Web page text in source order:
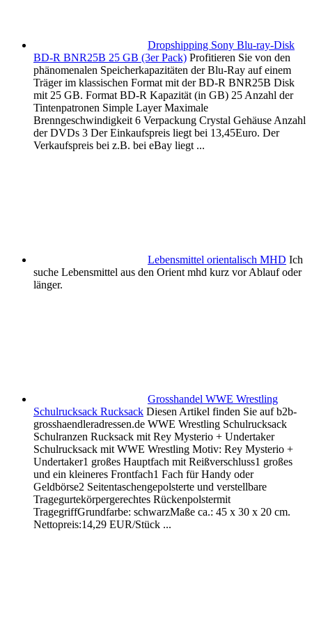
Dropshipping Sony Blu-ray-Disk
BD-R BNR25B 25 GB (3er Pack) Profitieren Sie von den
phänomenalen Speicherkapazitäten der Blu-Ray auf einem
Träger im klassischen Format mit der BD-R BNR25B Disk
mit 25 GB. Format BD-R Kapazität (in GB) 25 Anzahl der
Tintenpatronen Simple Layer Maximale
Brenngeschwindigkeit 6 Verpackung Crystal Gehäuse Anzahl
der DVDs 3 Der Einkaufspreis liegt bei 13,45Euro. Der
Verkaufspreis bei z.B. bei eBay liegt ...
Lebensmittel orientalisch MHD Ich
suche Lebensmittel aus den Orient mhd kurz vor Ablauf oder
länger.
Grosshandel WWE Wrestling
Schulrucksack Rucksack Diesen Artikel finden Sie auf b2b-
grosshaendleradressen.de WWE Wrestling Schulrucksack
Schulranzen Rucksack mit Rey Mysterio + Undertaker
Schulrucksack mit WWE Wrestling Motiv: Rey Mysterio +
Undertaker1 großes Hauptfach mit Reißverschluss1 großes
und ein kleineres Frontfach1 Fach für Handy oder
Geldbörse2 Seitentaschengepolsterte und verstellbare
Tragegurtekörpergerechtes Rückenpolstermit
TragegriffGrundfarbe: schwarzMaße ca.: 45 x 30 x 20 cm.
Nettopreis:14,29 EUR/Stück ...